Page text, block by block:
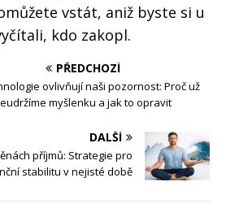
vstát, aniž byste si u
kdo zakopl.
PŘEDCHOZÍ
ovlivňují naši pozornost: Proč už
myšlenku a jak to opravit
DALŠÍ
příjmů: Strategie pro
stabilitu v nejisté době